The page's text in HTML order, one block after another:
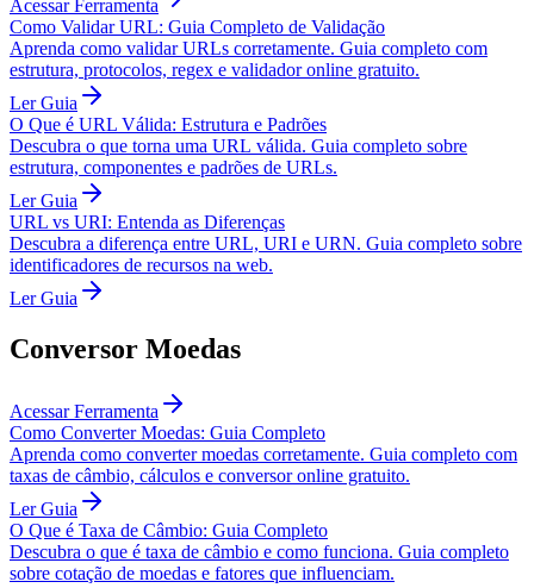
Acessar Ferramenta
Como Validar URL: Guia Completo de Validação
Aprenda como validar URLs corretamente. Guia completo com
estrutura, protocolos, regex e validador online gratuito.
Ler Guia
O Que é URL Válida: Estrutura e Padrões
Descubra o que torna uma URL válida. Guia completo sobre
estrutura, componentes e padrões de URLs.
Ler Guia
URL vs URI: Entenda as Diferenças
Descubra a diferença entre URL, URI e URN. Guia completo sobre
identificadores de recursos na web.
Ler Guia
Conversor Moedas
Acessar Ferramenta
Como Converter Moedas: Guia Completo
Aprenda como converter moedas corretamente. Guia completo com
taxas de câmbio, cálculos e conversor online gratuito.
Ler Guia
O Que é Taxa de Câmbio: Guia Completo
Descubra o que é taxa de câmbio e como funciona. Guia completo
sobre cotação de moedas e fatores que influenciam.